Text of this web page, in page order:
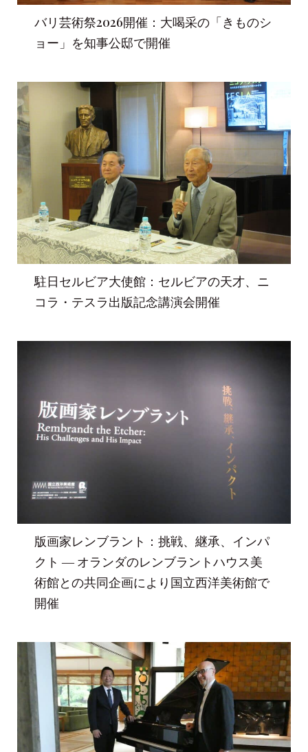
バリ芸術祭2026開催：大喝采の「きものシ
ョー」を知事公邸で開催
駐日セルビア大使館：セルビアの天才、ニ
コラ・テスラ出版記念講演会開催
版画家レンブラント：挑戦、継承、インパ
クト ― オランダのレンブラントハウス美
術館との共同企画により国立西洋美術館で
開催